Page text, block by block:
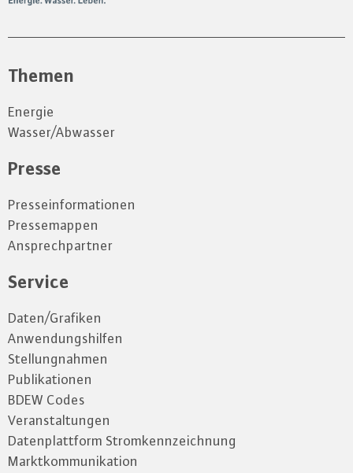
Themen
Energie
Wasser/Abwasser
Presse
Presseinformationen
Pressemappen
Ansprechpartner
Service
Daten/Grafiken
Anwendungshilfen
Stellungnahmen
Publikationen
BDEW Codes
Veranstaltungen
Datenplattform Stromkennzeichnung
Marktkommunikation